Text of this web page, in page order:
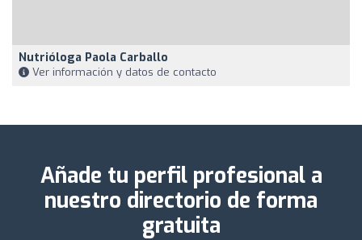
Nutrióloga Paola Carballo
Ver información y datos de contacto
Añade tu perfil profesional a
nuestro directorio de forma
gratuita